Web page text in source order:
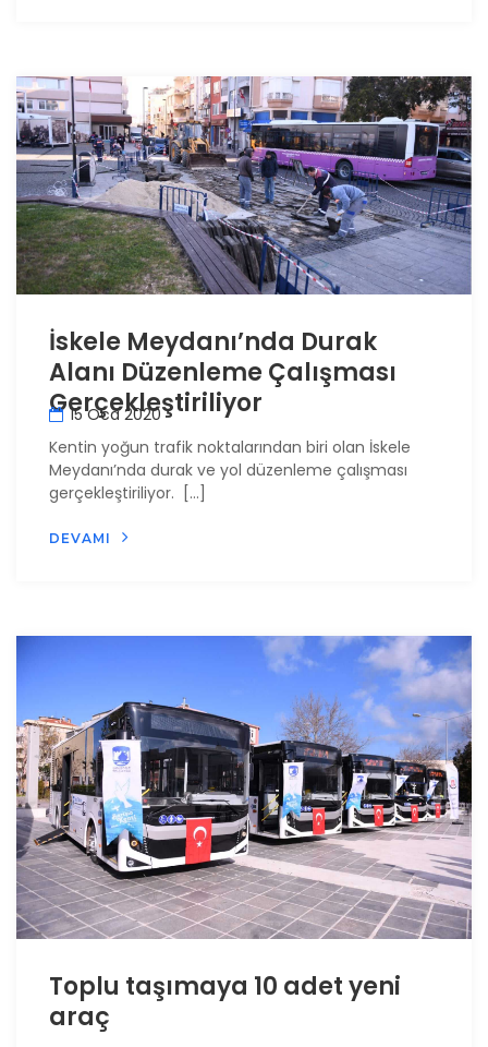
İskele Meydanı’nda Durak
Alanı Düzenleme Çalışması
Gerçekleştiriliyor
15 Oca 2020
Kentin yoğun trafik noktalarından biri olan İskele
Meydanı’nda durak ve yol düzenleme çalışması
gerçekleştiriliyor. […]
DEVAMI
Toplu taşımaya 10 adet yeni
araç